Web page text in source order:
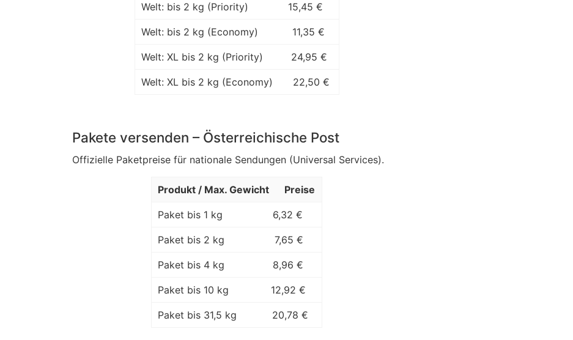
Welt: bis 2 kg (Priority) 15,45 €
Welt: bis 2 kg (Economy) 11,35 €
Welt: XL bis 2 kg (Priority) 24,95 €
Welt: XL bis 2 kg (Economy) 22,50 €
Pakete versenden – Österreichische Post
Offizielle Paketpreise für nationale Sendungen (Universal Services).
Produkt / Max. Gewicht Preise
Paket bis 1 kg 6,32 €
Paket bis 2 kg 7,65 €
Paket bis 4 kg 8,96 €
Paket bis 10 kg 12,92 €
Paket bis 31,5 kg 20,78 €